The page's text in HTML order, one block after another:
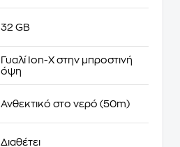
32 GB
Γυαλί Ion-X στην μπροστινή
όψη
Ανθεκτικό στο νερό (50m)
Διαθέτει